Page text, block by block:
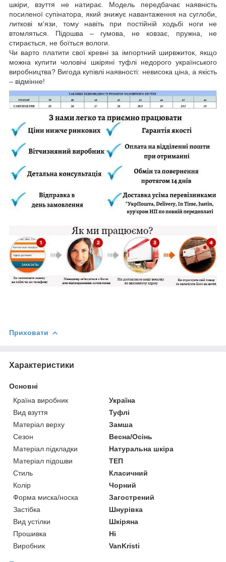
шкіри, взуття не натирає. Модель передбачає наявність
посиленої супінатора, який знижує навантаження на суглоби,
литкові м'язи, тому навіть при постійній ходьбі ноги не
втомляться. Підошва – гумова, не ковзає, пружна, не
стирається, не боїться вологи.
Чи варто платити свої кревні за імпортний ширвжиток, якщо
можна купити чоловічі шкіряні туфлі недорого українського
виробництва? Вигода купівлі наявності: невисока ціна, а якість
– відмінне!
Приховати
Характеристики
Основні
Країна виробник
Україна
Вид взуття
Туфлі
Матеріал верху
Замша
Сезон
Весна/Осінь
Матеріал підкладки
Натуральна шкіра
Матеріал підошви
ТЕП
Стиль
Класичний
Колір
Чорний
Форма миска/носка
Загострений
Застібка
Шнурівка
Вид устілки
Шкіряна
Прошивка
Ні
Виробник
VanKristi